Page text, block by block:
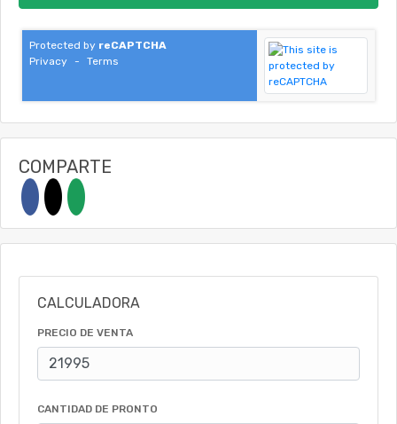
Protected by reCAPTCHA
Privacy
- Terms
COMPARTE
CALCULADORA
PRECIO DE VENTA
CANTIDAD DE PRONTO